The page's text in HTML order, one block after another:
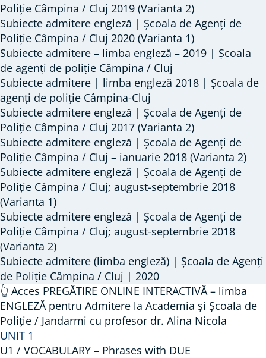
Poliție Câmpina / Cluj 2019 (Varianta 2)
Subiecte admitere engleză | Școala de Agenți de
Poliție Câmpina / Cluj 2020 (Varianta 1)
Subiecte admitere – limba engleză – 2019 | Școala
de agenți de poliție Câmpina / Cluj
Subiecte admitere | limba engleză 2018 | Școala de
agenți de poliție Câmpina-Cluj
Subiecte admitere engleză | Școala de Agenți de
Poliție Câmpina / Cluj 2017 (Varianta 2)
Subiecte admitere engleză | Școala de Agenți de
Poliție Câmpina / Cluj – ianuarie 2018 (Varianta 2)
Subiecte admitere engleză | Școala de Agenți de
Poliție Câmpina / Cluj; august-septembrie 2018
(Varianta 1)
Subiecte admitere engleză | Școala de Agenți de
Poliție Câmpina / Cluj; august-septembrie 2018
(Varianta 2)
Subiecte admitere (limba engleză) | Școala de Agenți
de Poliție Câmpina / Cluj | 2020
👆 Acces PREGĂTIRE ONLINE INTERACTIVĂ – limba
ENGLEZĂ pentru Admitere la Academia și Școala de
Poliție / Jandarmi cu profesor dr. Alina Nicola
UNIT 1
U1 / VOCABULARY – Phrases with DUE